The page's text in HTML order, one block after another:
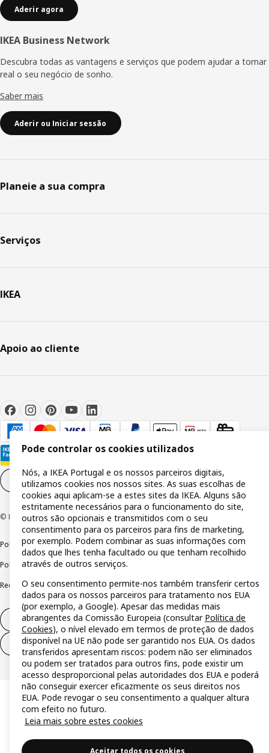
Aderir agora
IKEA Business Network
Descubra todas as vantagens e serviços que podem ajudar a tornar
real o seu negócio de sonho.
Saber mais
Aderir ou Iniciar sessão
Planeie a sua compra
Serviços
IKEA
Apoio ao cliente
Definições de cookies PT
© Inter IKEA Systems B.V 1999-2026
Política de privacidadePolítica de cookies Termos de utilização
Política de divulgação responsávelLivro de reclamações
Reclamações e resolução de litígios
Direito de livre resolução
Direito de livre resolução (serviços)
Pode controlar os cookies utilizados
Nós, a IKEA Portugal e os nossos parceiros digitais,
utilizamos cookies nos nossos sites. As suas escolhas de
cookies aqui aplicam-se a estes sites da IKEA. Alguns são
estritamente necessários para o funcionamento do site,
outros são opcionais e transmitidos com o seu
consentimento para os parceiros para fins de marketing,
por exemplo. Podem combinar as suas informações com
dados que lhes tenha facultado ou que tenham recolhido
através de outros serviços.
O seu consentimento permite-nos também transferir certos
dados para os nossos parceiros para tratamento nos EUA
(por exemplo, a Google). Apesar das medidas mais
abrangentes da Comissão Europeia (consultar Política de
Cookies), o nível elevado em termos de proteção de dados
disponível na UE não pode ser garantido nos EUA. Os dados
transferidos apresentam riscos: podem não ser eliminados
ou podem ser tratados para outros fins, pode existir um
acesso desproporcional pelas autoridades dos EUA e poderá
não conseguir exercer eficazmente os seus direitos nos
EUA. Pode revogar o seu consentimento a qualquer altura
com efeito no futuro.
Leia mais sobre estes cookies
Aceitar todos os cookies